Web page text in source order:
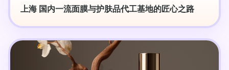
上海 国内一流面膜与护肤品代工基地的匠心之路